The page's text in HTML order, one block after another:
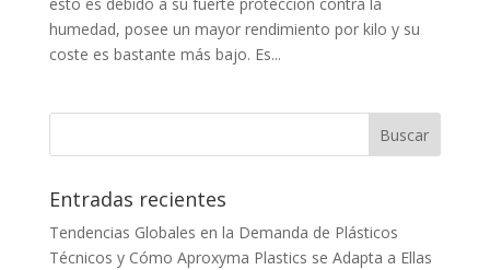
humedad, posee un mayor rendimiento por kilo y su
coste es bastante más bajo. Es...
Entradas recientes
Tendencias Globales en la Demanda de Plásticos
Técnicos y Cómo Aproxyma Plastics se Adapta a Ellas